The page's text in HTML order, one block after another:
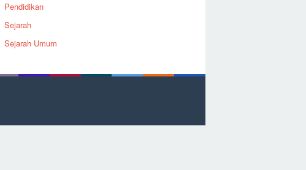
Pendidikan
Sejarah
Sejarah Umum